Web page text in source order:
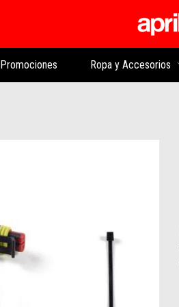
Promociones Ropa y Accesorios